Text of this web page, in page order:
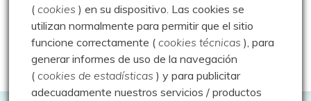
Rutas y excursiones con niños
Valdeolea. Río Camesa, la vía azul
Aprendiz de sueños
(cookies ) en su dispositivo. Las cookies se
utilizan normalmente para permitir que el sitio
funcione correctamente (cookies técnicas ), para
generar informes de uso de la navegación
(cookies de estadísticas ) y para publicitar
adecuadamente nuestros servicios / productos